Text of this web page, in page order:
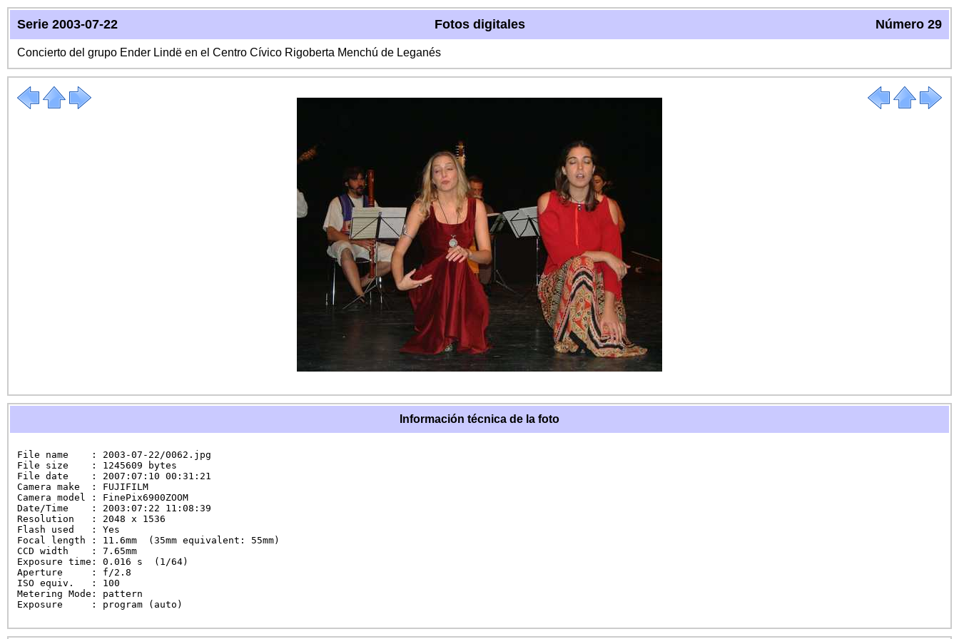
Serie 2003-07-22 Número 29
Fotos digitales
Concierto del grupo Ender Lindë en el Centro Cívico Rigoberta Menchú de Leganés
Información técnica de la foto
File name    : 2003-07-22/0062.jpg
File size    : 1245609 bytes
File date    : 2007:07:10 00:31:21
Camera make  : FUJIFILM
Camera model : FinePix6900ZOOM
Date/Time    : 2003:07:22 11:08:39
Resolution   : 2048 x 1536
Flash used   : Yes
Focal length : 11.6mm  (35mm equivalent: 55mm)
CCD width    : 7.65mm
Exposure time: 0.016 s  (1/64)
Aperture     : f/2.8
ISO equiv.   : 100
Metering Mode: pattern
Exposure     : program (auto)